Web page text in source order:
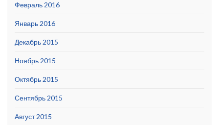
Февраль 2016
Январь 2016
Декабрь 2015
Ноябрь 2015
Октябрь 2015
Сентябрь 2015
Август 2015